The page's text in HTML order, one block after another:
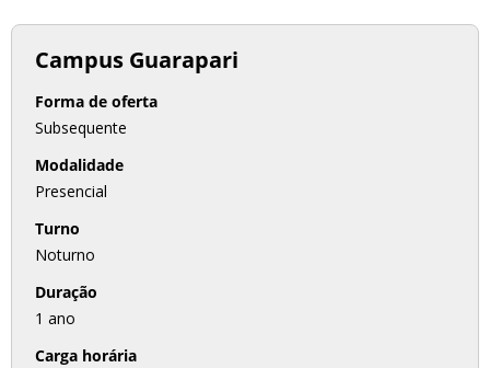
Campus Guarapari
Forma de oferta
Subsequente
Modalidade
Presencial
Turno
Noturno
Duração
1 ano
Carga horária